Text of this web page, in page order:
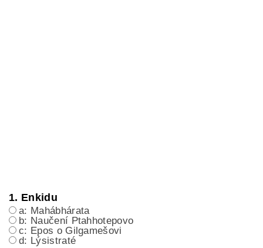
1. Enkidu
a: Mahábhárata
b: Naučení Ptahhotepovo
c: Epos o Gilgamešovi
d: Lýsistraté